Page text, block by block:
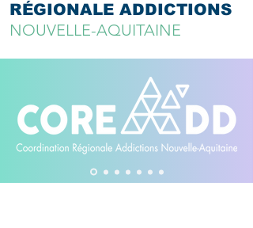
RÉGIONALE ADDICTIONS
NOUVELLE-AQUITAINE